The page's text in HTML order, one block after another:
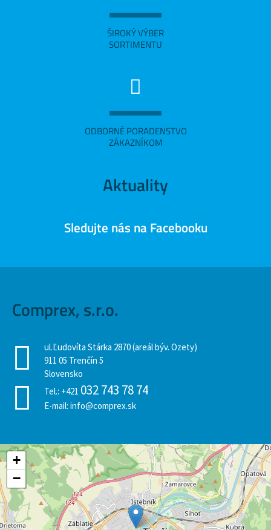
ŠIROKÝ VÝBER
SORTIMENTU
ODBORNÉ PORADENSTVO
ZÁKAZNÍKOM
Aktuality
Sledujte nás na Facebooku
Comprex, s.r.o.
ul.Ľudovíta Stárka 2870 (areál býv. Ozety)
911 05 Trenčín 5
Slovensko
Tel.: +421 032 743 78 74
E-mail: info@comprex.sk
+
−